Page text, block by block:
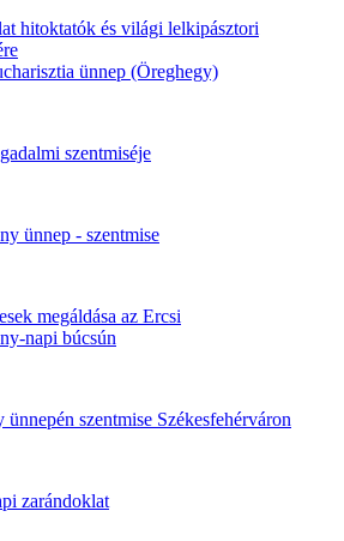
hitoktatók és világi lelkipásztori
ünnep (Öreghegy)
szentmiséje
ünnep - szentmise
megáldása az Ercsi
napi búcsún
szentmise Székesfehérváron
zarándoklat